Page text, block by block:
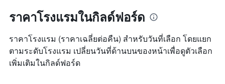
สุด
สัปดาห์
ที่
พบ
ใน
แกน
ดง
ราคา
เฉลี่ย
ของ
ราคาโรงแรมในกิลด์ฟอร์ด
ราคาโรงแรม (ราคาเฉลี่ยต่อคืน) สำหรับวันที่เลือก โดยแยก
ตามระดับโรงแรม เปลี่ยนวันที่ด้านบนของหน้าเพื่อดูตัวเลือก
เพิ่มเติมในกิลด์ฟอร์ด